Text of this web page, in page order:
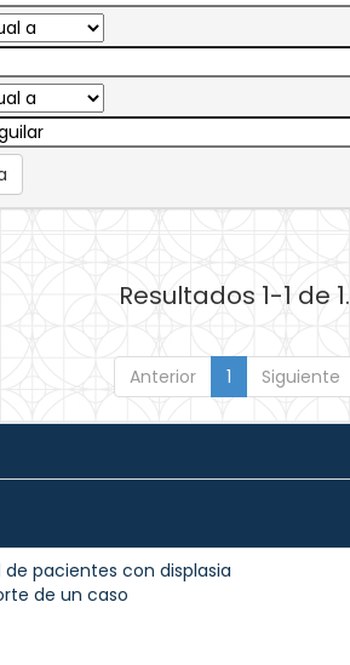
Resultados 1-1 de 1.
Anterior 1 Siguiente
pacientes con displasia
de un caso